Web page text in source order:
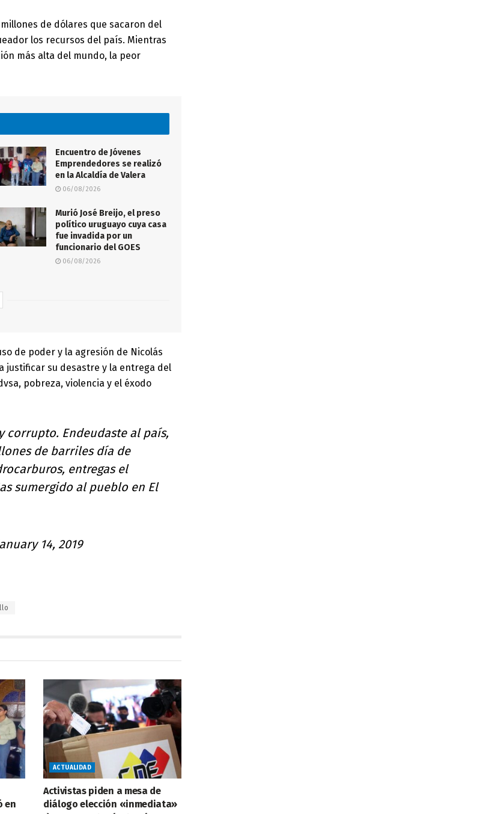
de dólares que sacaron del
los recursos del país. Mientras
más alta del mundo, la peor
Encuentro de Jóvenes
Emprendedores se realizó
en la Alcaldía de Valera
06/08/2026
Murió José Breijo, el preso
político uruguayo cuya casa
fue invadida por un
funcionario del GOES
06/08/2026
de poder y la agresión de Nicolás
justificar su desastre y la entrega del
pobreza, violencia y el éxodo
corrupto. Endeudaste al país,
de barriles día de
entregas el
sumergido al pueblo en El
14, 2019
en
ACTUALIDAD
Activistas piden a mesa de
diálogo elección «inmediata»